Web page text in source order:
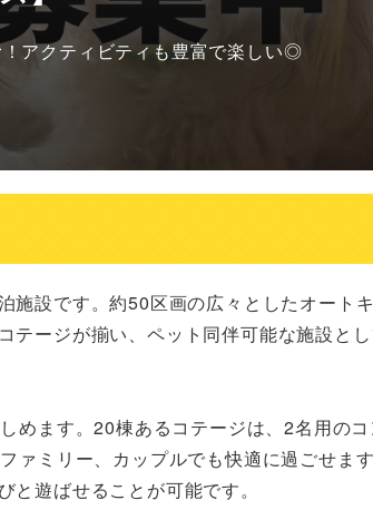
アクティビティも豊富で楽しい◎
施設です。約50区画の広々としたオート
テージが揃い、ペット同伴可能な施設と
めます。20棟あるコテージは、2名用のコ
ァミリー、カップルでも快適に過ごせま
遊ばせることが可能です。